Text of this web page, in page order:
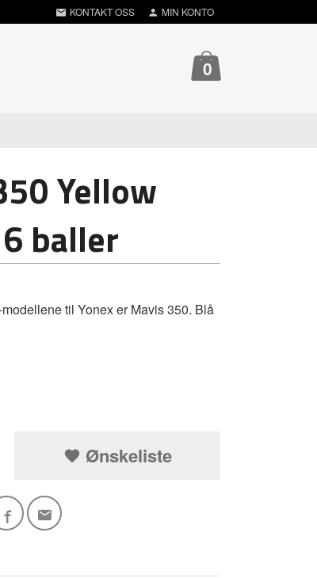
KONTAKT OSS MIN KONTO
0
Yellow
baller
til Yonex er Mavis 350. Blå
Ønskeliste